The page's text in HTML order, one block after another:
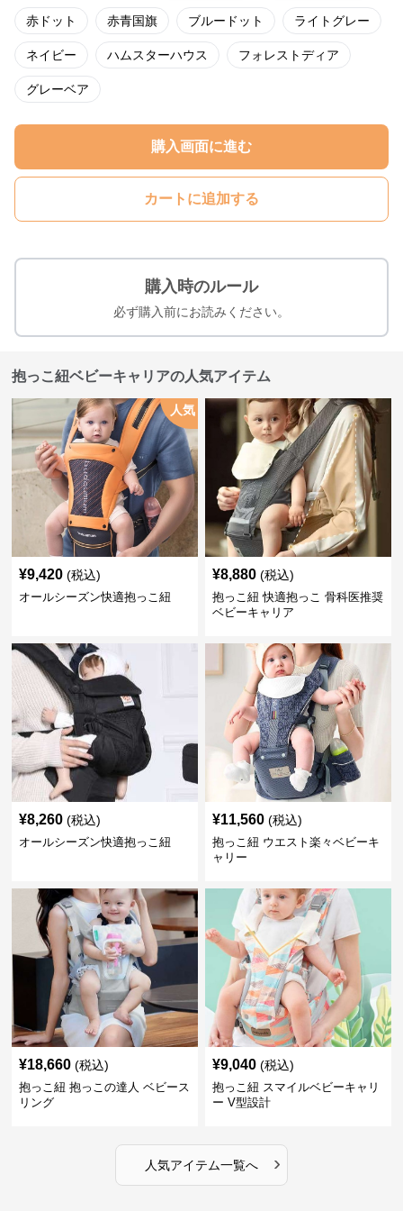
赤ドット 赤青国旗 ブルードット ライトグレー
ネイビー ハムスターハウス フォレストディア
グレーベア
購入画面に進む
カートに追加する
購入時のルール
必ず購入前にお読みください。
抱っこ紐ベビーキャリアの人気アイテム
人気
¥9,420 (税込)
オールシーズン快適抱っこ紐
¥8,880 (税込)
抱っこ紐 快適抱っこ 骨科医推奨
ベビーキャリア
¥8,260 (税込)
オールシーズン快適抱っこ紐
¥11,560 (税込)
抱っこ紐 ウエスト楽々ベビーキ
ャリー
¥18,660 (税込)
抱っこ紐 抱っこの達人 ベビース
リング
¥9,040 (税込)
抱っこ紐 スマイルベビーキャリ
ー V型設計
人気アイテム一覧へ ›